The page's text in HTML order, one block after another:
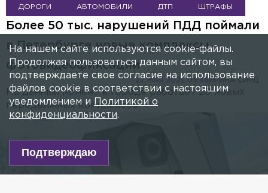
ДОРОГИ АВТОМОБИЛИ ДТП ШТРАФЫ
Более 50 тыс. нарушений ПДД поймали
в Петербурге новые комплексы
фотовидеофиксации
ИРИНА СИНЦ
27 МАЯ 2021, 09:46
На данный момент в городе работает 20 новых
передвижных комплексов.
На нашем сайте используются cookie-файлы.
Продолжая пользоваться данным сайтом, вы
подтверждаете свое согласие на использование
файлов cookie в соответствии с настоящим
уведомлением и Политикой о
конфиденциальности.
Подтверждаю